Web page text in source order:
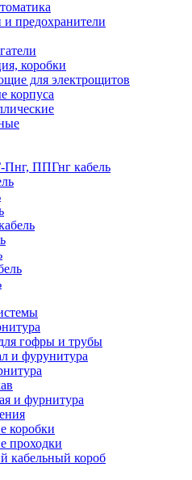
предохранители
коробки
для электрощитов
корпуса
ППГнг кабель
гофры и трубы
и фурунитура
и фурнитура
коробки
проходки
кабельный короб